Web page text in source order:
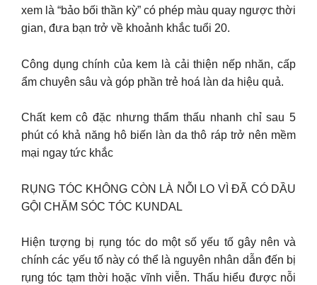
xem là “bảo bối thần kỳ” có phép màu quay ngược thời
gian, đưa bạn trở về khoảnh khắc tuổi 20.
Công dụng chính của kem là cải thiện nếp nhăn, cấp
ẩm chuyên sâu và góp phần trẻ hoá làn da hiệu quả.
Chất kem cô đặc nhưng thẩm thấu nhanh chỉ sau 5
phút có khả năng hô biến làn da thô ráp trở nên mềm
mại ngay tức khắc
RỤNG TÓC KHÔNG CÒN LÀ NỖI LO VÌ ĐÃ CÓ DẦU
GỘI CHĂM SÓC TÓC KUNDAL
Hiện tượng bị rụng tóc do một số yếu tố gây nên và
chính các yếu tố này có thể là nguyên nhân dẫn đến bị
rụng tóc tạm thời hoặc vĩnh viễn. Thấu hiểu được nỗi